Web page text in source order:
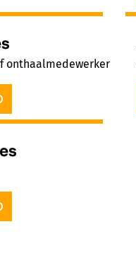
onthaalmedewerker